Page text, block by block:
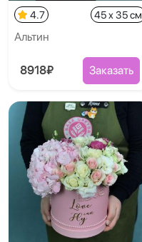
4.7 45 x 35 см
Альтин
8918₽ Заказать